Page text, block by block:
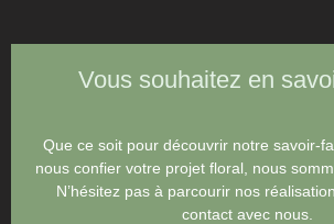
Vous souhaitez en
Que ce soit pour découvrir notre savoir-
nous confier votre projet floral, nous
N’hésitez pas à parcourir nos
contact avec nous.